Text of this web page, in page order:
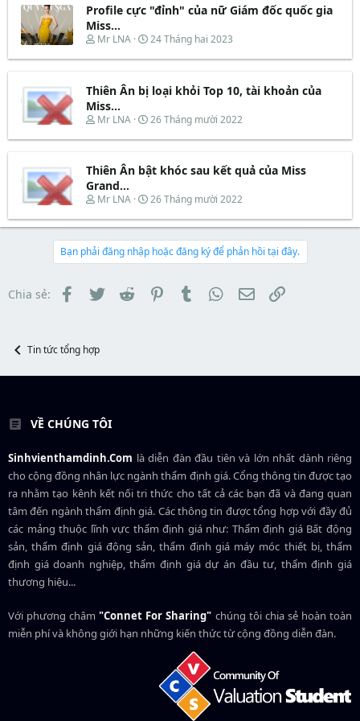
t
e
r
a
d
s
a
t
e
r
b
t
ầ
Profile cực "đỉnh" của nữ Giám đốc quốc gia
Miss...
T
r
a
d
s
a
t
r
Mr LNA
N
à
b
t
ầ
24 Tháng hai 2023
Thiên Ân bị loại khỏi Top 10, tài khoản của
Miss...
T
r
a
d
s
a
t
e
Mr LNA
N
à
b
t
ầ
26 Tháng mười 2022
Thiên Ân bật khóc sau kết quả của Miss
Grand...
T
r
a
d
t
a
r
Mr LNA
N
à
b
ắ
đ
ầ
26 Tháng mười 2022
Bạn phải đăng nhập hoặc đăng ký để phản hồi tại đây.
Chia sẻ: Facebook
TwitterReddit PinterestTumblr WhatsApp
EmailLink
Tin tức tổng hợp
VỀ CHÚNG TÔI
Sinhvienthamdinh.Com là diễn đàn đầu tiên và lớn nhất dành riêng
cho cộng đồng nhân lực ngànhthẩm định giá. Cổng thông tin được tạo
ra nhằm tạo kênh kết nối tri thức cho tất cả các bạn đã và đang quan
tâm đến ngành thẩm định giá. Các thông tin được tổng hợp với đầy đủ
các mảng thuộc lĩnh vực thẩm định giá như: Thẩm định giá Bất động
sản, thẩm định giá động sản, thẩm định giá máy móc thiết bị, thẩm
định giá doanh nghiệp, thẩm định giá dự án đầu tư, thẩm định giá
thương hiệu...
Với phương châm"Connet For Sharing" chúng tôi chia sẻ hoàn toàn
miễn phí và không giới hạn những kiến thức từ cộng đồng diễn đàn.